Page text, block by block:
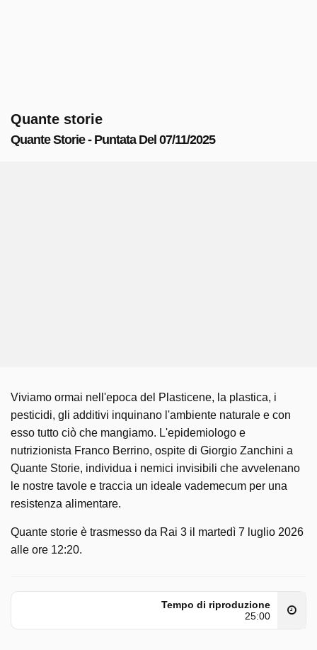
Quante storie
Quante Storie - Puntata Del 07/11/2025
Viviamo ormai nell'epoca del Plasticene, la plastica, i
pesticidi, gli additivi inquinano l'ambiente naturale e con
esso tutto ciò che mangiamo. L'epidemiologo e
nutrizionista Franco Berrino, ospite di Giorgio Zanchini a
Quante Storie, individua i nemici invisibili che avvelenano
le nostre tavole e traccia un ideale vademecum per una
resistenza alimentare.
Quante storie è trasmesso da Rai 3 il martedì 7 luglio 2026
alle ore 12:20.
Tempo di riproduzione
25:00